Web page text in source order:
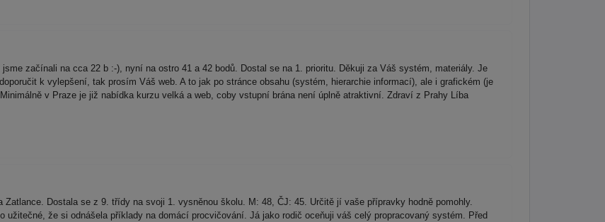
začínali na cca 22 b :-), nyní na ostro 41 a 42 bodů. Dostal se na 1. prioritu. Děkuji za Váš systém, materiály. Je
k vylepšení, tak prosím Váš web. A to jak po stránce obsahu (systém, hierarchie informací), ale i grafickém (je
v Praze je již nabídka kurzu velká a web, coby vstupní brána není úplně atraktivní. Zdraví z Prahy Líba
Dostala se z 9. třídy na svoji 1. vysněnou školu. M: 48, ČJ: 45. Určitě jí vaše přípravky hodně pomohly.
že si odnášela příklady na domácí procvičování. Já jako rodič oceňuji váš celý propracovaný systém. Před